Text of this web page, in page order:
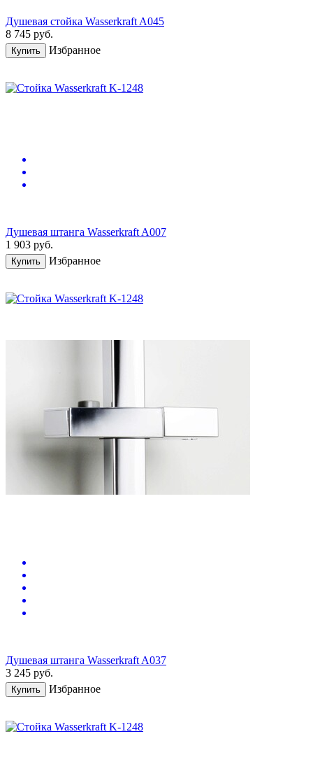
Душевая стойка Wasserkraft A045
8 745 руб.
Купить Избранное
Душевая штанга Wasserkraft A007
1 903 руб.
Купить Избранное
Душевая штанга Wasserkraft A037
3 245 руб.
Купить Избранное